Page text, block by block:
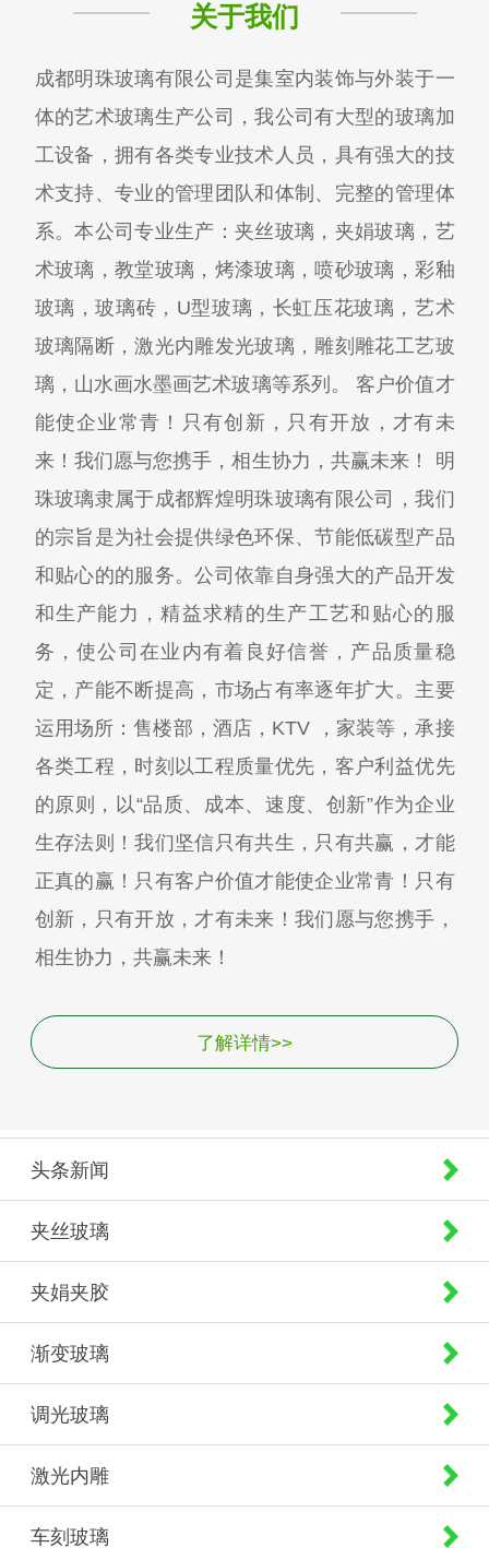
关于我们
成都明珠玻璃有限公司是集室内装饰与外装于一
体的艺术玻璃生产公司，我公司有大型的玻璃加
工设备，拥有各类专业技术人员，具有强大的技
术支持、专业的管理团队和体制、完整的管理体
系。本公司专业生产：夹丝玻璃，夹娟玻璃，艺
术玻璃，教堂玻璃，烤漆玻璃，喷砂玻璃，彩釉
玻璃，玻璃砖，U型玻璃，长虹压花玻璃，艺术
玻璃隔断，激光内雕发光玻璃，雕刻雕花工艺玻
璃，山水画水墨画艺术玻璃等系列。 客户价值才
能使企业常青！只有创新，只有开放，才有未
来！我们愿与您携手，相生协力，共赢未来！ 明
珠玻璃隶属于成都辉煌明珠玻璃有限公司，我们
的宗旨是为社会提供绿色环保、节能低碳型产品
和贴心的的服务。公司依靠自身强大的产品开发
和生产能力，精益求精的生产工艺和贴心的服
务，使公司在业内有着良好信誉，产品质量稳
定，产能不断提高，市场占有率逐年扩大。主要
运用场所：售楼部，酒店，KTV ，家装等，承接
各类工程，时刻以工程质量优先，客户利益优先
的原则，以“品质、成本、速度、创新”作为企业
生存法则！我们坚信只有共生，只有共赢，才能
正真的赢！只有客户价值才能使企业常青！只有
创新，只有开放，才有未来！我们愿与您携手，
相生协力，共赢未来！
了解详情>>
头条新闻
夹丝玻璃
夹娟夹胶
渐变玻璃
调光玻璃
激光内雕
车刻玻璃